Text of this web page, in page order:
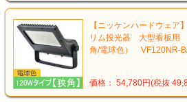
【ニッケンハードウェア
リム投光器 大型看板用
角/電球色） VF120NR-
価格： 54,780円(税抜